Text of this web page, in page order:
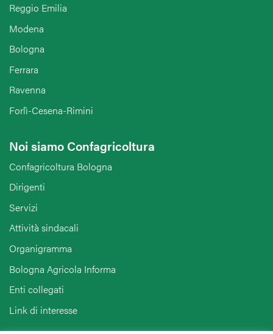
Reggio Emilia
Modena
Bologna
Ferrara
Ravenna
Forlì-Cesena-Rimini
Noi siamo Confagricoltura
Confagricoltura Bologna
Dirigenti
Servizi
Attività sindacali
Organigramma
Bologna Agricola Informa
Enti collegati
Link di interesse